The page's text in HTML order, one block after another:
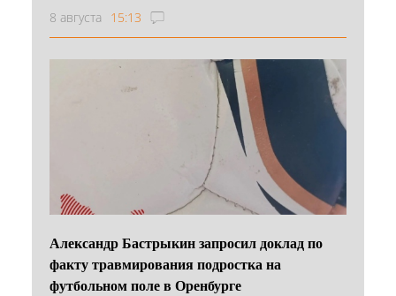
8 августа 15:13
Александр Бастрыкин запросил доклад по
факту травмирования подростка на
футбольном поле в Оренбурге